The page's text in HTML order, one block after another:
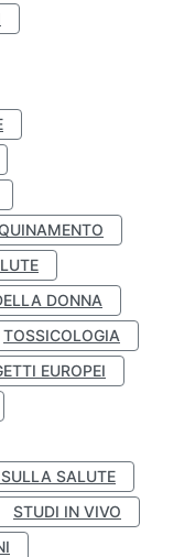
DONNA
TOSSICOLOGIA
EUROPEI
SALUTE
STUDI IN VIVO